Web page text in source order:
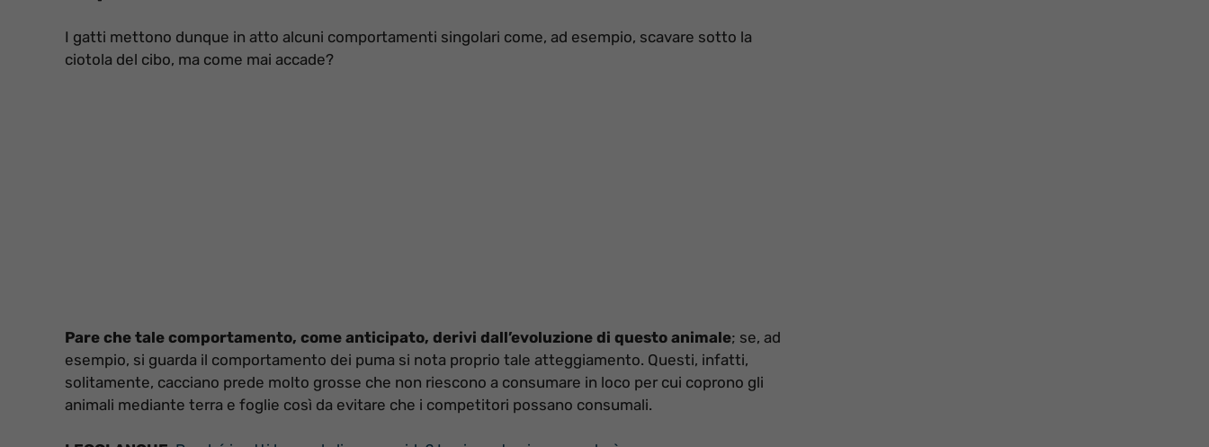
I gatti mettono dunque in atto alcuni comportamenti singolari come, ad esempio, scavare sotto la
ciotola del cibo, ma come mai accade?
Pare che tale comportamento, come anticipato, derivi dall’evoluzione di questo animale; se, ad
esempio, si guarda il comportamento dei puma si nota proprio tale atteggiamento. Questi, infatti,
solitamente, cacciano prede molto grosse che non riescono a consumare in loco per cui coprono gli
animali mediante terra e foglie così da evitare che i competitori possano consumali.